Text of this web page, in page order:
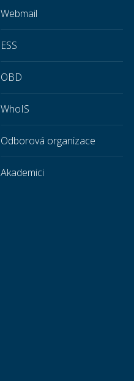
Webmail
ESS
OBD
WhoIS
Odborová organizace
Akademici